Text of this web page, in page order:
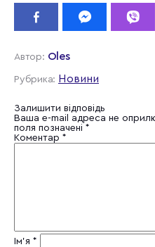
Автор: Oles
Рубрика: Новини
Залишити відповідь
Ваша e-mail адреса не
поля позначені *
Коментар *
Ім'я *